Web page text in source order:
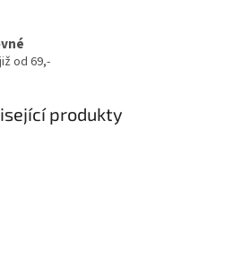
od 69,-
produkty